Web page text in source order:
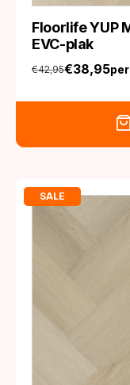
Floorlife YUP
EVC-plak
€42,95
Oorspronkelijke
prijs
€38,95
Huidige
prijs
SALE